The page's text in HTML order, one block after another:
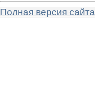
Полная версия сайта